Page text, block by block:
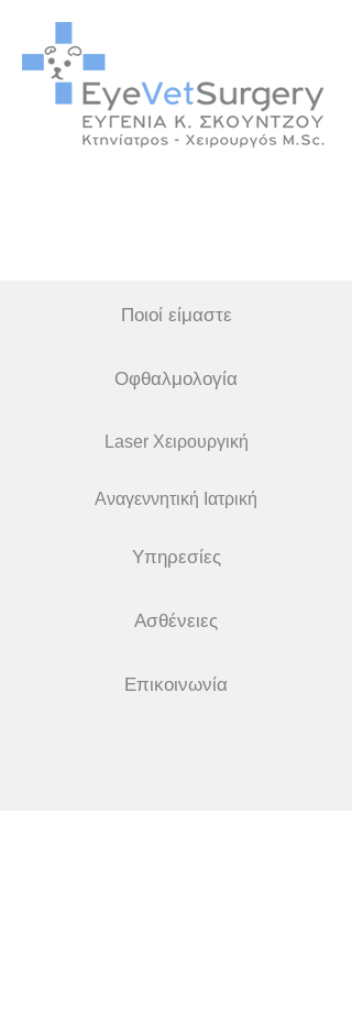
Ποιοί είμαστε
Οφθαλμολογία
Laser Χειρουργική
Αναγεννητική Ιατρική
Υπηρεσίες
Ασθένειες
Επικοινωνία